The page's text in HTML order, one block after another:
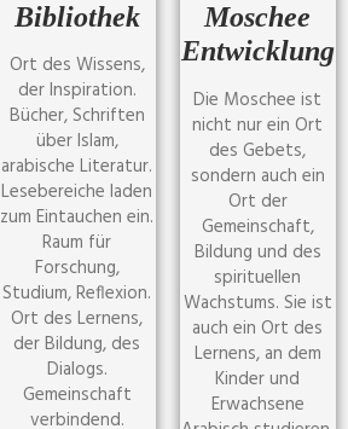
Bibliothek
Ort des Wissens,
der Inspiration.
Bücher, Schriften
über Islam,
arabische Literatur.
Lesebereiche laden
zum Eintauchen ein.
Raum für
Forschung,
Studium, Reflexion.
Ort des Lernens,
der Bildung, des
Dialogs.
Gemeinschaft
verbindend.
Moschee
Entwicklung
Die Moschee ist
nicht nur ein Ort
des Gebets,
sondern auch ein
Ort der
Gemeinschaft,
Bildung und des
spirituellen
Wachstums. Sie ist
auch ein Ort des
Lernens, an dem
Kinder und
Erwachsene